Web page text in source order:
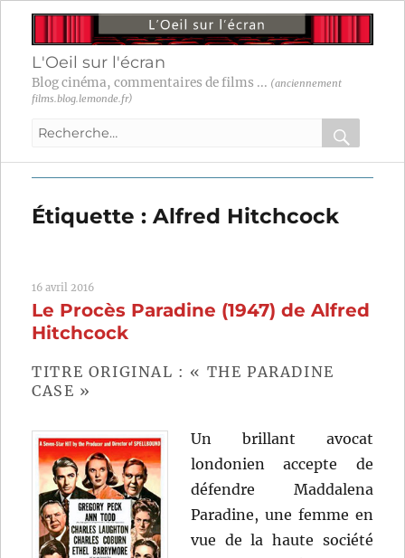
L'Oeil sur l'écran
Blog cinéma, commentaires de films ... (anciennement
films.blog.lemonde.fr)
Recherche
:
OK
Étiquette :Alfred Hitchcock
16 avril 2016
Le Procès Paradine (1947) de Alfred
Hitchcock
TITRE ORIGINAL : « THE PARADINE
CASE »
Un brillant avocat
londonien accepte de
défendre Maddalena
Paradine, une femme en
vue de la haute société